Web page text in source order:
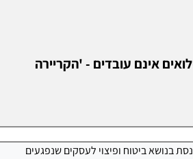
אינם עובדים - 'הקריירה